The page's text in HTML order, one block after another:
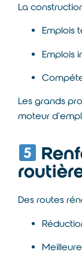
La
Emplois
Emplois
Les grands
moteur
Des routes